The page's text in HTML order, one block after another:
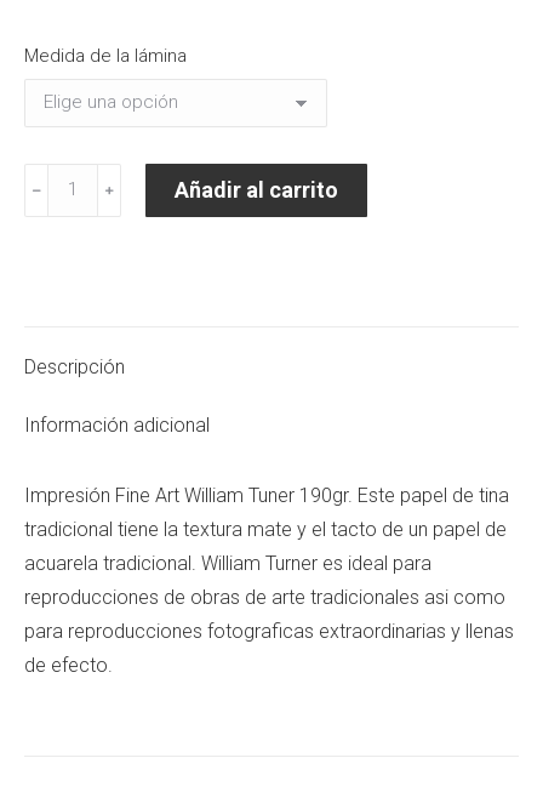
Medida de la lámina
Lámina
convención
﹣ ﹢ Añadir al carrito
Descripción
Información adicional
Impresión Fine Art William Tuner 190gr. Este papel de tina
tradicional tiene la textura mate y el tacto de un papel de
acuarela tradicional. William Turner es ideal para
reproducciones de obras de arte tradicionales asi como
para reproducciones fotograficas extraordinarias y llenas
de efecto.